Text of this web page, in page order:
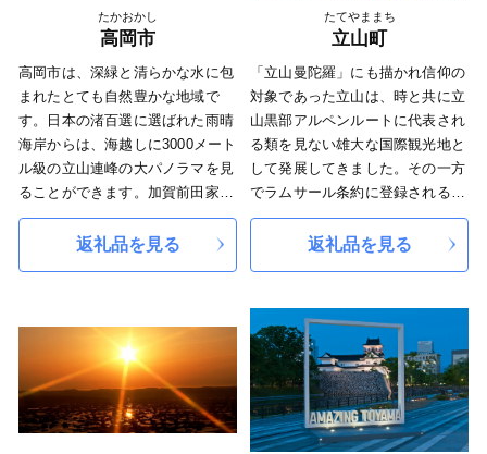
税お問い合わせ窓口＞ 上市町 ふ
るさと納税サポートセンター：業
務委託先 株式会社KAMIICHIチ
ャレンジ TEL：080-3310-6675
Mail：<furusato-tax@kami1-
challenge.jp> 受付時間 9:00～
17:00 (土曜日・日曜日・祝日除
く) ※土曜日・日曜日・祝日・夏
の お問い合わせにはお応え出来
たかおかし
高岡市
高岡市は、深緑と清らかな水に包
まれたとても自然豊かな地域で
す。日本の渚百選に選ばれた雨晴
海岸からは、海越しに3000メート
ル級の立山連峰の大パノラマを見
ることができます。加賀前田家2
代当主前田利長公によって慶長14
年（1609年）に高岡城が築かれ、
れの中で創意を積み重ねながら、
富山県西部の中核都市として発展
してまいりました。ふるさと納税
をきっかけに、全国の皆さまとつ
ながり、高岡の魅力を知ってくだ
返礼品を見る
たてやままち
立山町
「立山曼陀羅」にも描かれ信仰の
対象であった立山は、時と共に立
山黒部アルペンルートに代表され
る類を見ない雄大な国際観光地と
して発展してきました。その一方
でラムサール条約に登録される湿
地帯や国内初の現存氷河など手つ
かずの自然も共存し、立山がもた
立山町です。
返礼品を見る